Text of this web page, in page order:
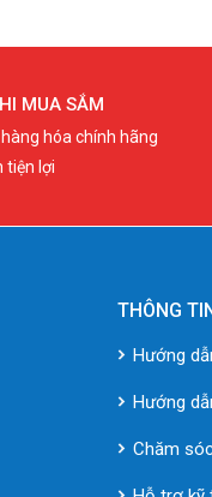
MUA SẮM
hóa chính hãng
tiện lợi
THÔNG
Hướng
Hướng
Chăm